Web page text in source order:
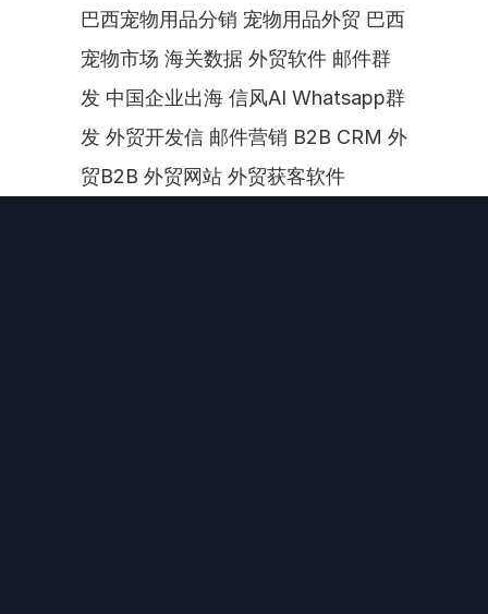
巴西宠物用品分销 宠物用品外贸 巴西
宠物市场 海关数据 外贸软件 邮件群
发 中国企业出海 信风AI Whatsapp群
发 外贸开发信 邮件营销 B2B CRM 外
贸B2B 外贸网站 外贸获客软件